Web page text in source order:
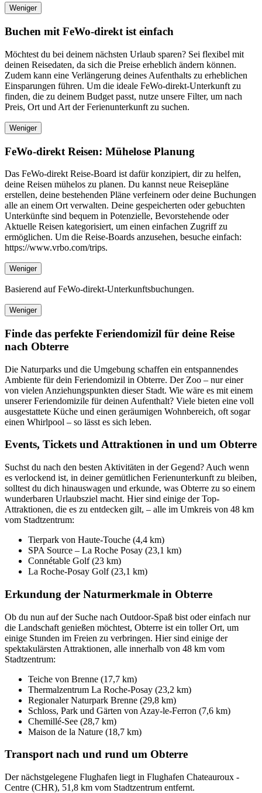
Weniger
Buchen mit FeWo-direkt ist einfach
Möchtest du bei deinem nächsten Urlaub sparen? Sei flexibel mit
deinen Reisedaten, da sich die Preise erheblich ändern können.
Zudem kann eine Verlängerung deines Aufenthalts zu erheblichen
Einsparungen führen. Um die ideale FeWo-direkt-Unterkunft zu
finden, die zu deinem Budget passt, nutze unsere Filter, um nach
Preis, Ort und Art der Ferienunterkunft zu suchen.
Weniger
FeWo-direkt Reisen: Mühelose Planung
Das FeWo-direkt Reise-Board ist dafür konzipiert, dir zu helfen,
deine Reisen mühelos zu planen. Du kannst neue Reisepläne
erstellen, deine bestehenden Pläne verfeinern oder deine Buchungen
alle an einem Ort verwalten. Deine gespeicherten oder gebuchten
Unterkünfte sind bequem in Potenzielle, Bevorstehende oder
Aktuelle Reisen kategorisiert, um einen einfachen Zugriff zu
ermöglichen. Um die Reise-Boards anzusehen, besuche einfach:
https://www.vrbo.com/trips.
Weniger
Basierend auf FeWo-direkt-Unterkunftsbuchungen.
Weniger
Finde das perfekte Feriendomizil für deine Reise
nach Obterre
Die Naturparks und die Umgebung schaffen ein entspannendes
Ambiente für dein Feriendomizil in Obterre. Der Zoo – nur einer
von vielen Anziehungspunkten dieser Stadt. Wie wäre es mit einem
unserer Feriendomizile für deinen Aufenthalt? Viele bieten eine voll
ausgestattete Küche und einen geräumigen Wohnbereich, oft sogar
einen Whirlpool – so lässt es sich leben.
Events, Tickets und Attraktionen in und um Obterre
Suchst du nach den besten Aktivitäten in der Gegend? Auch wenn
es verlockend ist, in deiner gemütlichen Ferienunterkunft zu bleiben,
solltest du dich hinauswagen und erkunde, was Obterre zu so einem
wunderbaren Urlaubsziel macht. Hier sind einige der Top-
Attraktionen, die es zu entdecken gilt, – alle im Umkreis von 48 km
vom Stadtzentrum:
Tierpark von Haute-Touche (4,4 km)
SPA Source – La Roche Posay (23,1 km)
Connétable Golf (23 km)
La Roche-Posay Golf (23,1 km)
Erkundung der Naturmerkmale in Obterre
Ob du nun auf der Suche nach Outdoor-Spaß bist oder einfach nur
die Landschaft genießen möchtest, Obterre ist ein toller Ort, um
einige Stunden im Freien zu verbringen. Hier sind einige der
spektakulärsten Attraktionen, alle innerhalb von 48 km vom
Stadtzentrum:
Teiche von Brenne (17,7 km)
Thermalzentrum La Roche-Posay (23,2 km)
Regionaler Naturpark Brenne (29,8 km)
Schloss, Park und Gärten von Azay-le-Ferron (7,6 km)
Chemillé-See (28,7 km)
Maison de la Nature (18,7 km)
Transport nach und rund um Obterre
Der nächstgelegene Flughafen liegt in Flughafen Chateauroux -
Centre (CHR), 51,8 km vom Stadtzentrum entfernt.